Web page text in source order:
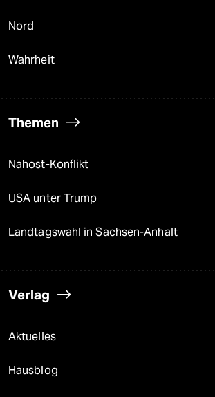
Nord
Wahrheit
Themen
Nahost-Konflikt
USA unter Trump
Landtagswahl in Sachsen-Anhalt
Verlag
Aktuelles
Hausblog